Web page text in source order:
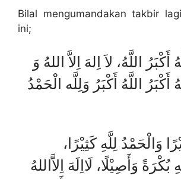
Bilal mengumandakan takbir
ini;
أَكْبَرُ اللَّهُ، لاَ اِلهَ اِلاَّ اللهُ وَ
أَكْبَرُ اللَّهُ أَكْبَرُ وَلِلَّه الْحَمْدُ
وَالْحَمْدُ لِلَّهِ كَثِيْرًا،
وَأَصِيْلًا، لَااِلَهَ اِلاَّاللهُ